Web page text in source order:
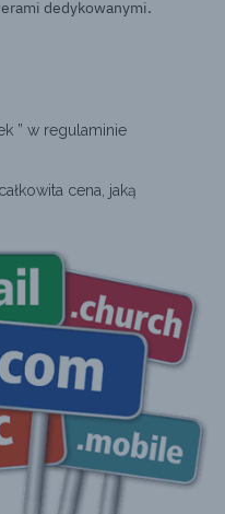
dedykowanymi.
” w regulaminie
cena, jaką